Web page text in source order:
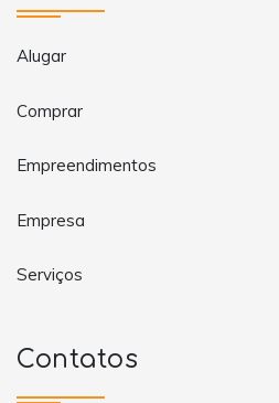
Alugar
Comprar
Empreendimentos
Empresa
Serviços
Contatos